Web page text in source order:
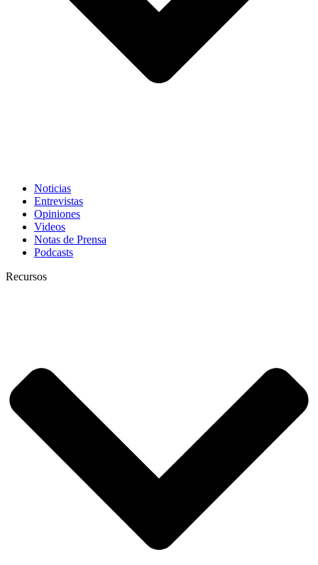
Noticias
Entrevistas
Opiniones
Videos
Notas de Prensa
Podcasts
Recursos